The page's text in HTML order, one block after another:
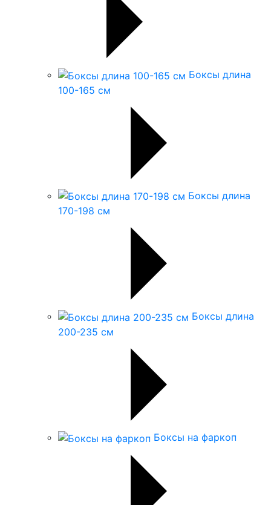
Боксы длина
100-165 см
Боксы длина
170-198 см
Боксы длина
200-235 см
Боксы на фаркоп